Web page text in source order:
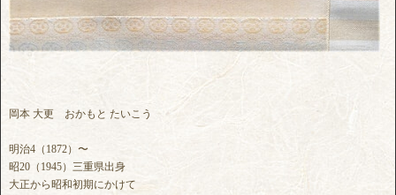
岡本 大更 おかもと たいこう
明治4（1872）〜
昭20（1945）三重県出身
大正から昭和初期にかけて